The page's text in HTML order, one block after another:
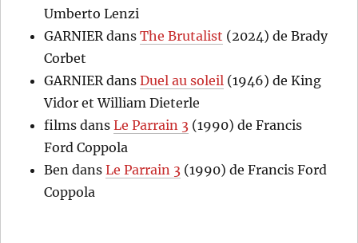
Umberto Lenzi
GARNIER dansThe Brutalist (2024) de Brady
Corbet
GARNIER dansDuel au soleil (1946) de King
Vidor et William Dieterle
films dansLe Parrain 3 (1990) de Francis
Ford Coppola
Ben dansLe Parrain 3 (1990) de Francis Ford
Coppola